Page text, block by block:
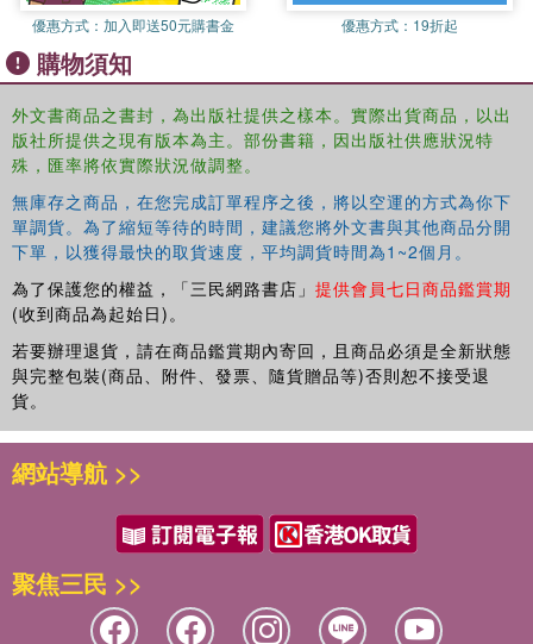
child with DLD. It also illustrates how to make decisions
on intervention targets on the basis of the grammatical
and error analysis. The book provides a timely and
important addition to the typological diversity of studies in
both child language development and disorder.
This book is informative for students and practitioners of
speech and language therapy, students in early childhood
education and Chinese linguistics and researchers in child
language development and disorders.
優惠方式： 加入即送50元購書金 優惠方式： 19折起
購物須知
外文書商品之書封，為出版社提供之樣本。實際出貨商品，以出
版社所提供之現有版本為主。部份書籍，因出版社供應狀況特
殊，匯率將依實際狀況做調整。
無庫存之商品，在您完成訂單程序之後，將以空運的方式為你下
單調貨。為了縮短等待的時間，建議您將外文書與其他商品分開
下單，以獲得最快的取貨速度，平均調貨時間為1~2個月。
為了保護您的權益，「三民網路書店」 提供會員七日商品鑑賞期
(收到商品為起始日)。
若要辦理退貨，請在商品鑑賞期內寄回，且商品必須是全新狀態
與完整包裝(商品、附件、發票、隨貨贈品等)否則恕不接受退
貨。
網站導航 >>
聚焦三民 >>